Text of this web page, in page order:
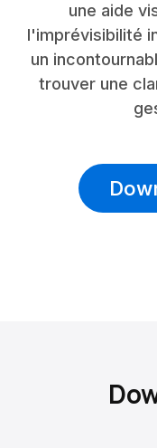
une aide
l'imprévisibilité
un
trouver une